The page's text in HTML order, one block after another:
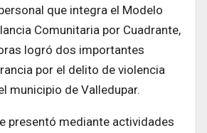
que integra el Modelo
Comunitaria por Cuadrante,
logró dos importantes
por el delito de violencia
municipio de Valledupar.
presentó mediante actividades